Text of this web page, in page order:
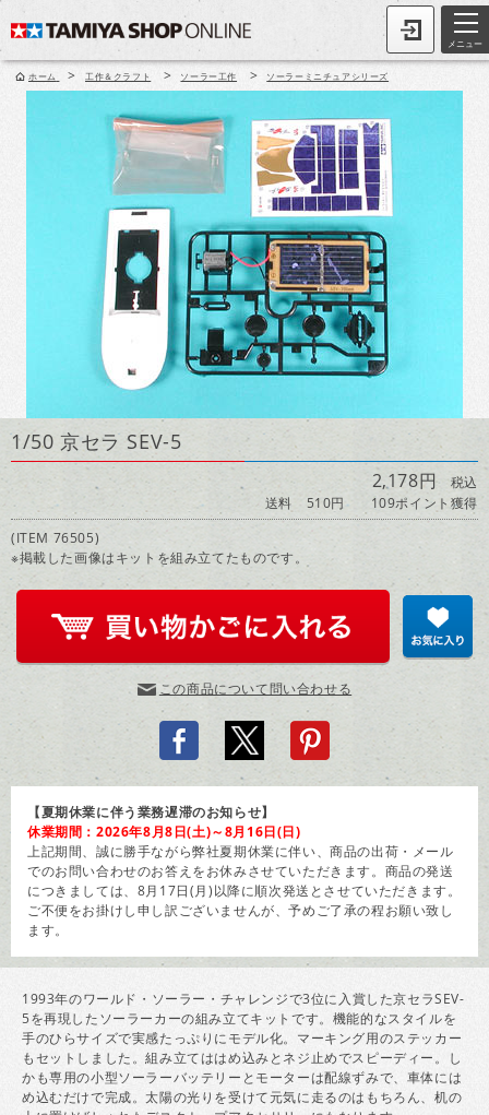
メニュー
ホーム > 工作＆クラフト > ソーラー工作 > ソーラーミニチュアシリーズ
1/50 京セラ SEV-5
2,178円 税込
送料 510円
109ポイント獲得
(ITEM 76505)
※掲載した画像はキットを組み立てたものです。
この商品について問い合わせる
【夏期休業に伴う業務遅滞のお知らせ】
休業期間：2026年8月8日(土)～8月16日(日)
上記期間、誠に勝手ながら弊社夏期休業に伴い、商品の出荷・メール
でのお問い合わせのお答えをお休みさせていただきます。商品の発送
につきましては、8月17日(月)以降に順次発送とさせていただきます。
ご不便をお掛けし申し訳ございませんが、予めご了承の程お願い致し
ます。
1993年のワールド・ソーラー・チャレンジで3位に入賞した京セラSEV-
5を再現したソーラーカーの組み立てキットです。機能的なスタイルを
手のひらサイズで実感たっぷりにモデル化。マーキング用のステッカー
もセットしました。組み立てははめ込みとネジ止めでスピーディー。し
かも専用の小型ソーラーバッテリーとモーターは配線ずみで、車体には
め込むだけで完成。太陽の光りを受けて元気に走るのはもちろん、机の